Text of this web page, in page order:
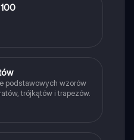
podstawowych wzorów
trójkątów i trapezów.